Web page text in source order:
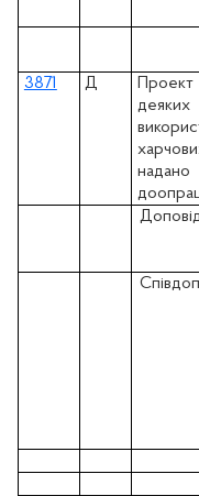
3871 Д
надано